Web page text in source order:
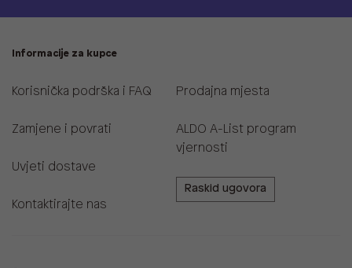
Informacije za kupce
Korisnička podrška i FAQ
Zamjene i povrati
Uvjeti dostave
Kontaktirajte nas
Prodajna mjesta
ALDO A-List program
vjernosti
Raskid ugovora